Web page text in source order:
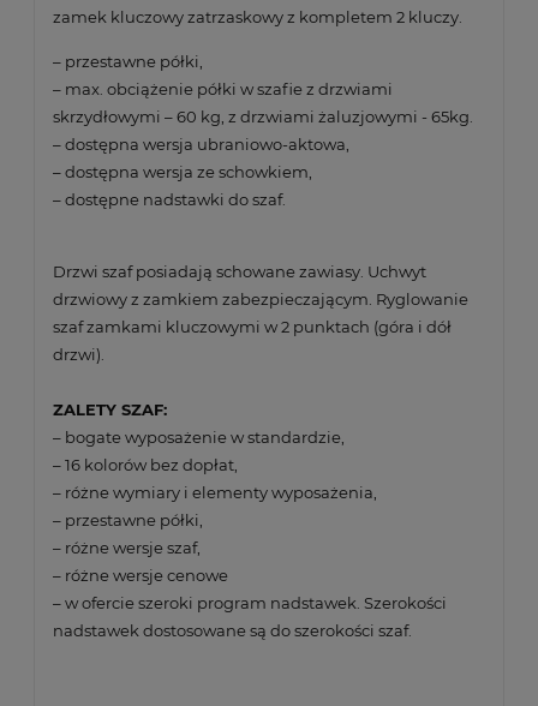
zamek kluczowy zatrzaskowy z kompletem 2 kluczy.
– przestawne półki,
– max. obciążenie półki w szafie z drzwiami
skrzydłowymi – 60 kg, z drzwiami żaluzjowymi - 65kg.
– dostępna wersja ubraniowo-aktowa,
– dostępna wersja ze schowkiem,
– dostępne nadstawki do szaf.
Drzwi szaf posiadają schowane zawiasy. Uchwyt
drzwiowy z zamkiem zabezpieczającym. Ryglowanie
szaf zamkami kluczowymi w 2 punktach (góra i dół
drzwi).
ZALETY SZAF:
– bogate wyposażenie w standardzie,
– 16 kolorów bez dopłat,
– różne wymiary i elementy wyposażenia,
– przestawne półki,
– różne wersje szaf,
– różne wersje cenowe
– w ofercie szeroki program nadstawek. Szerokości
nadstawek dostosowane są do szerokości szaf.